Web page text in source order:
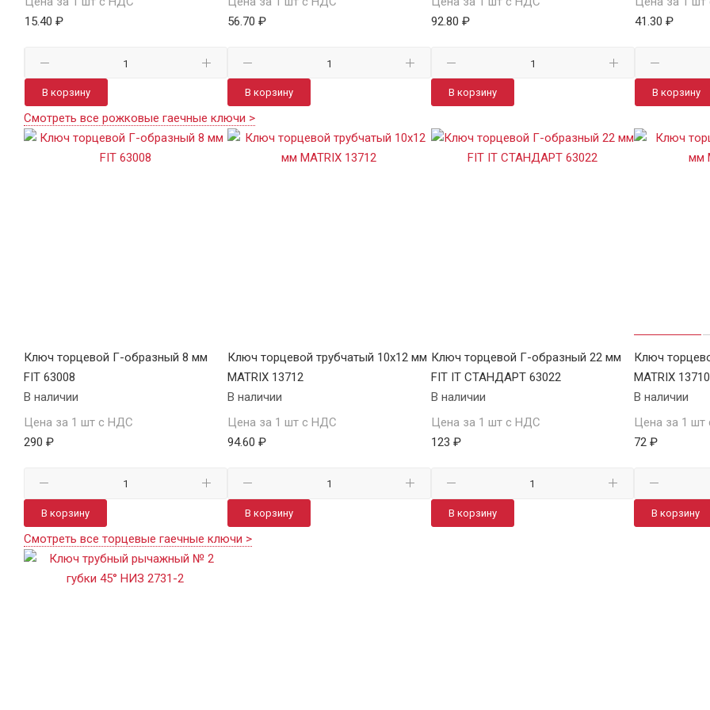
15.40 ₽
В корзину
56.70 ₽
В корзину
92.80 ₽
В корзину
41.30 ₽
В корзину
Смотреть все рожковые гаечные ключи >
Ключ торцевой Г-образный 8 мм
FIT 63008
В наличии
Цена за 1 шт с НДС
290 ₽
В корзину
Ключ торцевой трубчатый 10х12 мм
MATRIX 13712
В наличии
Цена за 1 шт с НДС
94.60 ₽
В корзину
Ключ торцевой Г-образный 22 мм
FIT IT СТАНДАРТ 63022
В наличии
Цена за 1 шт с НДС
123 ₽
В корзину
Ключ
MATRIX 13710
В наличии
Цена за 1
72 ₽
В корзину
Смотреть все торцевые гаечные ключи >